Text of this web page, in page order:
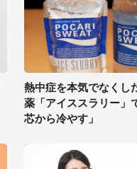
熱中症を本気でなくし
薬「アイススラリー」
芯から冷やす」